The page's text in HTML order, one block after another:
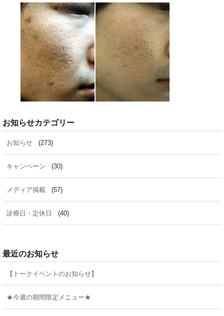
お知らせカテゴリー
お知らせ (273)
キャンペーン (30)
メディア掲載 (57)
診療日・定休日 (40)
最近のお知らせ
【トークイベントのお知らせ】
★今週の期間限定メニュー★